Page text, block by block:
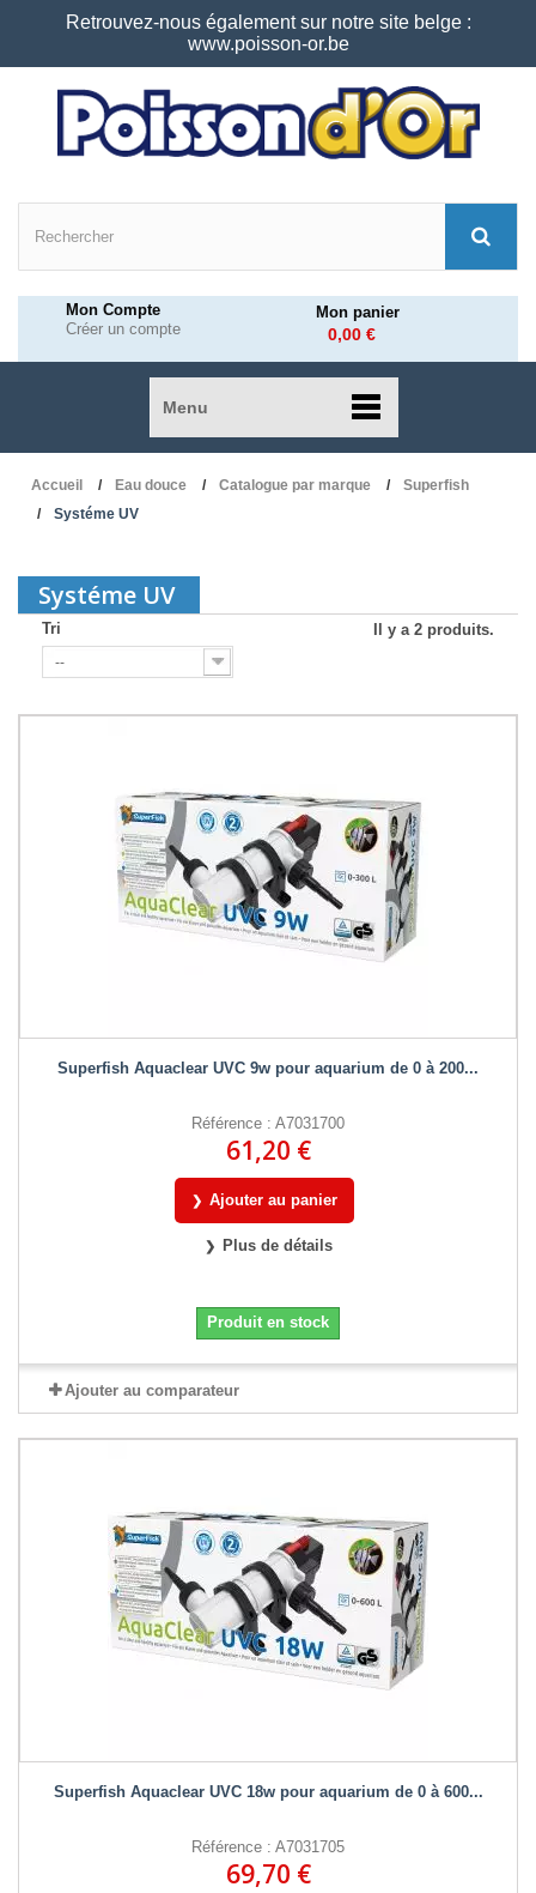
Retrouvez-nous également sur notre site belge :
www.poisson-or.be
Mon Compte
Créer un compte
Mon panier
0,00 €
Menu
Accueil Eau douce Catalogue par marque
Superfish
Systéme UV
Systéme UV
Tri
--
Il y a 2 produits.
Superfish Aquaclear UVC 9w pour aquarium de 0 à 200...
Référence : A7031700
61,20 €
Ajouter au panier
Plus de détails
Produit en stock
Ajouter au comparateur
Superfish Aquaclear UVC 18w pour aquarium de 0 à 600...
Référence : A7031705
69,70 €